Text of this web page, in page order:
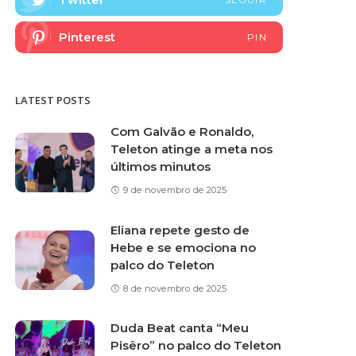
Pinterest PIN
LATEST POSTS
Com Galvão e Ronaldo,
Teleton atinge a meta nos
últimos minutos
9 de novembro de 2025
Eliana repete gesto de
Hebe e se emociona no
palco do Teleton
8 de novembro de 2025
Duda Beat canta “Meu
Pisêro” no palco do Teleton